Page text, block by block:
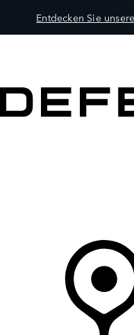
Entdecken Sie